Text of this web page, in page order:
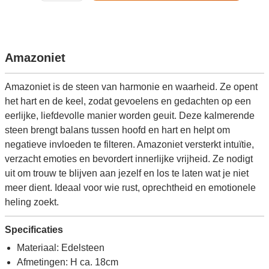
Amazoniet
Amazoniet is de steen van harmonie en waarheid. Ze opent
het hart en de keel, zodat gevoelens en gedachten op een
eerlijke, liefdevolle manier worden geuit. Deze kalmerende
steen brengt balans tussen hoofd en hart en helpt om
negatieve invloeden te filteren. Amazoniet versterkt intuïtie,
verzacht emoties en bevordert innerlijke vrijheid. Ze nodigt
uit om trouw te blijven aan jezelf en los te laten wat je niet
meer dient. Ideaal voor wie rust, oprechtheid en emotionele
heling zoekt.
Specificaties
Materiaal: Edelsteen
Afmetingen: H ca. 18cm